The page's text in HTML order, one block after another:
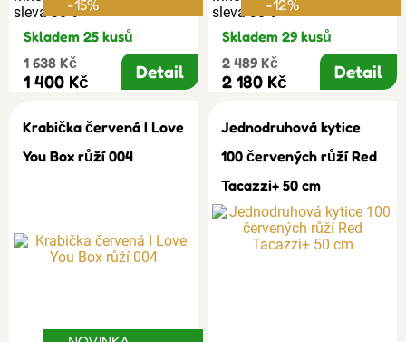
sleva 30%-15%
Skladem 25 kusů
1 638 Kč
1 400 Kč Detail
sleva 30%-12%
Skladem 29 kusů
2 489 Kč
2 180 Kč Detail
Krabička červená I Love
You Box růží 004
Jednodruhová kytice
100 červených růží Red
Tacazzi+ 50 cm